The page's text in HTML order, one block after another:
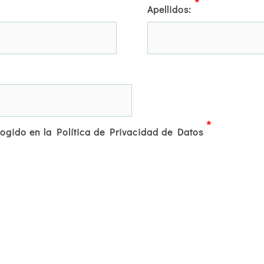
Apellidos:
en la Política de Privacidad de Datos
*